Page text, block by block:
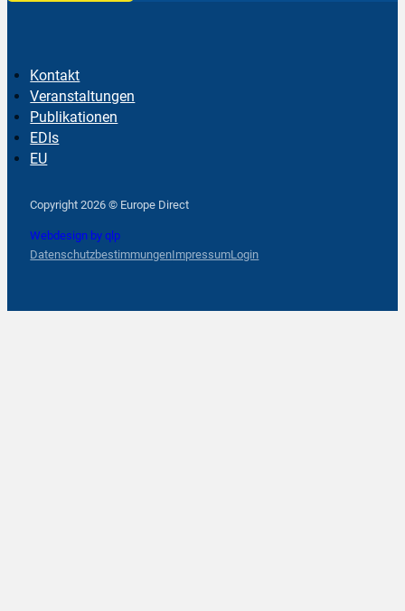
Kontakt
Veranstaltungen
Publikationen
EDIs
EU
Copyright 2026 © Europe Direct
Webdesign by qlp
DatenschutzbestimmungenImpressumLogin